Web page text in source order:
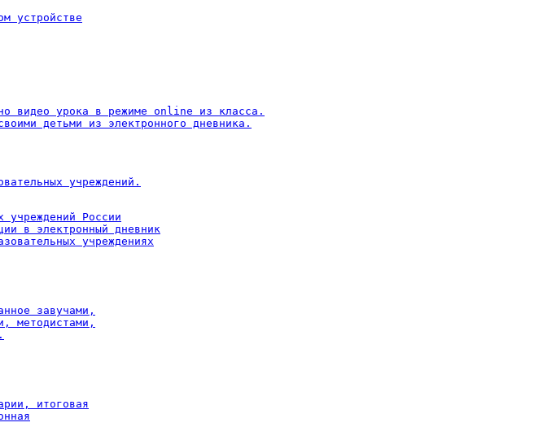
устройстве
видео урока в режиме online из класса.
детьми из электронного дневника.
учреждений.
учреждений России
в электронный дневник
учреждениях
завучами,
методистами,
итоговая